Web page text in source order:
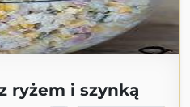
ryżem i szynką